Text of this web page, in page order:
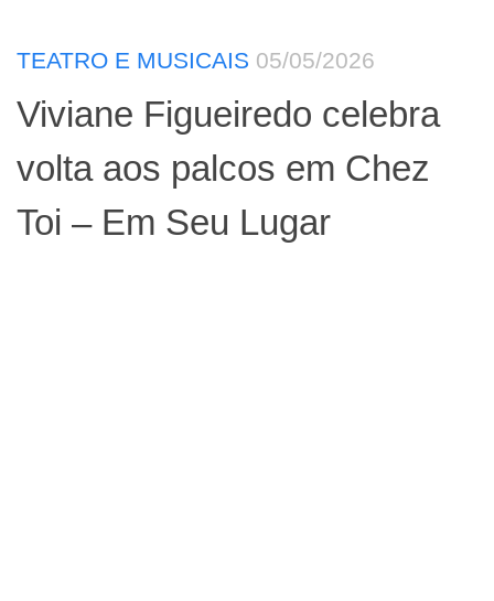
TEATRO E MUSICAIS 05/05/2026
Viviane Figueiredo celebra
volta aos palcos em Chez
Toi – Em Seu Lugar